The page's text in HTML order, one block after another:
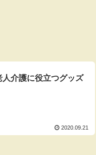
人介護に役立つグッズ
2020.09.21